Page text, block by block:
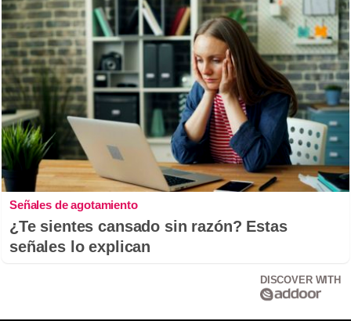
Señales de agotamiento
¿Te sientes cansado sin razón? Estas
señales lo explican
DISCOVER WITH